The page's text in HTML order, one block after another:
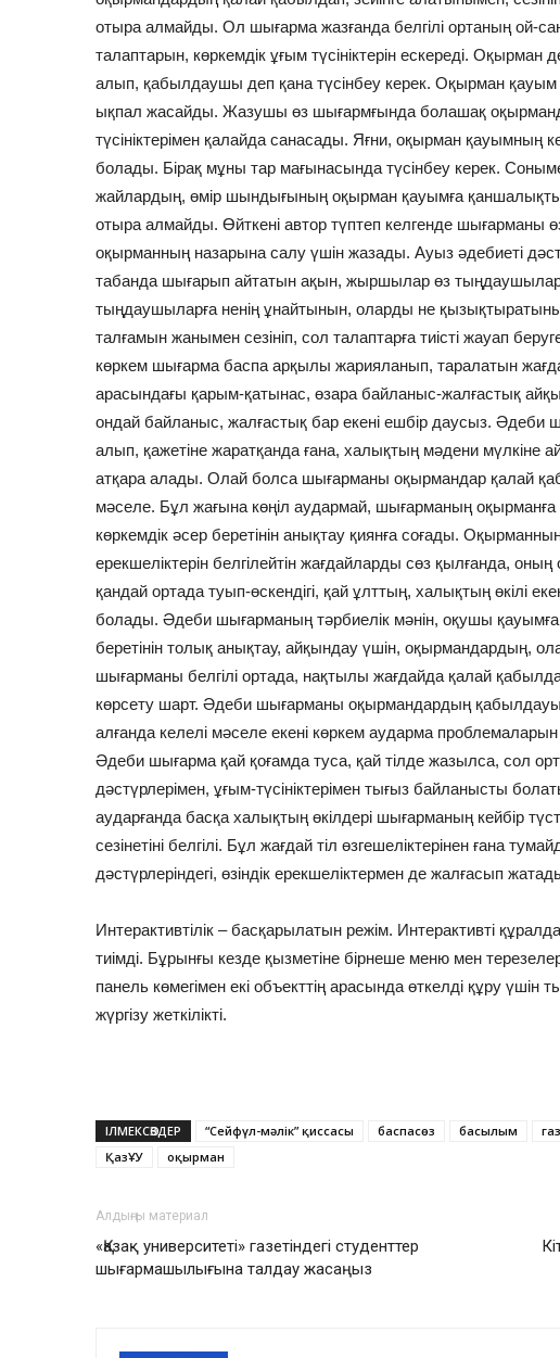
отыра алмайды. Ол шығарма жазғанда белгілі ортаның ой-
талаптарын, көркемдік ұғым түсініктерін ескереді. Оқырман
алып, қабылдаушы деп қана түсінбеу керек. Оқырман
ықпал жасайды. Жазушы өз шығармғында болашақ
түсініктерімен қалайда санасады. Яғни, оқырман қауымның
болады. Бірақ мұны тар мағынасында түсінбеу керек.
жайлардың, өмір шындығының оқырман қауымға қаншалықты
отыра алмайды. Өйткені автор түптеп келгенде шығарманы
оқырманның назарына салу үшін жазады. Ауыз әдебиеті
табанда шығарып айтатын ақын, жыршылар өз
тыңдаушыларға ненің ұнайтынын, оларды не
талғамын жанымен сезініп, сол талаптарға тиісті жауап
көркем шығарма баспа арқылы жарияланып, таралатын
арасындағы қарым-қатынас, өзара байланыс-жалғастық
ондай байланыс, жалғастық бар екені ешбір даусыз. Әдеби
алып, қажетіне жаратқанда ғана, халықтың мәдени мүлкіне
атқара алады. Олай болса шығарманы оқырмандар қалай
мәселе. Бұл жағына көңіл аудармай, шығарманың
көркемдік әсер беретінін анықтау қиянға соғады.
ерекшеліктерін белгілейтін жағдайларды сөз қылғанда, оның
қандай ортада туып-өскендігі, қай ұлттың, халықтың өкілі
болады. Әдеби шығарманың тәрбиелік мәнін, оқушы қауымға
беретінін толық анықтау, айқындау үшін, оқырмандардың,
шығарманы белгілі ортада, нақтылы жағдайда қалай
көрсету шарт. Әдеби шығарманы оқырмандардың
алғанда келелі мәселе екені көркем аударма
Әдеби шығарма қай қоғамда туса, қай тілде жазылса, сол
дәстүрлерімен, ұғым-түсініктерімен тығыз байланысты
аударғанда басқа халықтың өкілдері шығарманың кейбір
сезінетіні белгілі. Бұл жағдай тіл өзгешеліктерінен ғана
дәстүрлеріндегі, өзіндік ерекшеліктермен де жалғасып
Интерактивтілік – басқарылатын режім. Интерактивті
тиімді. Бұрынғы кезде қызметіне бірнеше меню мен
панель көмегімен екі объекттің арасында өткелді құру үшін
жүргізу жеткілікті.
ІЛМЕКСӨЗДЕР “Сейфүл-мәлік” қиссасы баспасөз басылым
ҚазҰУ
оқырман
Алдыңғы материал
«Қазақ университеті» газетіндегі студенттер
шығармашылығына талдау жасаңыз